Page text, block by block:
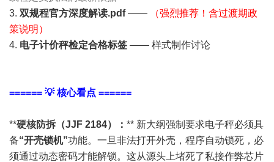
3. 双规程官方深度解读.pdf——
（强烈推荐！含过渡期政
策说明）
4. 电子计价秤检定合格标签 —— 样式制作讨论
====== 💡 核心看点 ======
**硬核防拆（JJF 2184）： ** 新大纲强制要求电子秤必须具
备“开壳锁机”功能。一旦非法打开外壳，程序自动锁死，必
须通过动态密码才能解锁。这从源头上堵死了私接作弊芯片